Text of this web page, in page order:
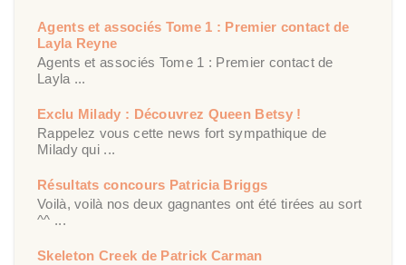
Agents et associés Tome 1 : Premier contact de
Layla Reyne
Agents et associés Tome 1 : Premier contact de
Layla ...
Exclu Milady : Découvrez Queen Betsy !
Rappelez vous cette news fort sympathique de
Milady qui ...
Résultats concours Patricia Briggs
Voilà, voilà nos deux gagnantes ont été tirées au sort
^^ ...
Skeleton Creek de Patrick Carman